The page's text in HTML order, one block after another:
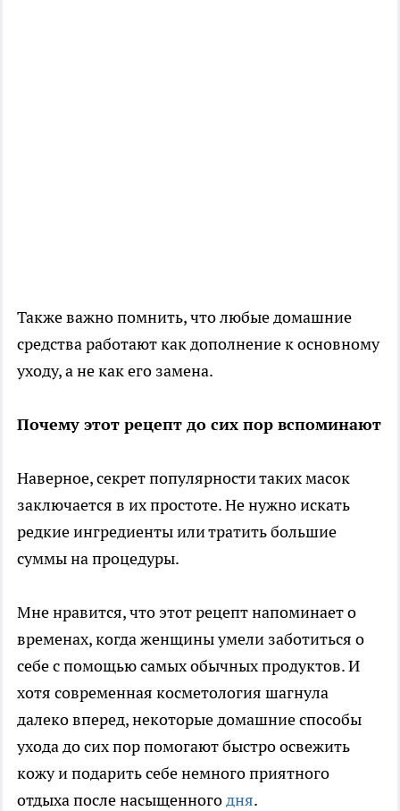
Также важно помнить, что любые домашние
средства работают как дополнение к основному
уходу, а не как его замена.
Почему этот рецепт до сих пор вспоминают
Наверное, секрет популярности таких масок
заключается в их простоте. Не нужно искать
редкие ингредиенты или тратить большие
суммы на процедуры.
Мне нравится, что этот рецепт напоминает о
временах, когда женщины умели заботиться о
себе с помощью самых обычных продуктов. И
хотя современная косметология шагнула
далеко вперед, некоторые домашние способы
ухода до сих пор помогают быстро освежить
кожу и подарить себе немного приятного
отдыха после насыщенногодня.